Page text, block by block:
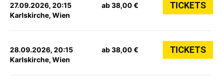
27.09.2026, 20:15
Karlskirche, Wien
ab 38,00 € TICKETS
28.09.2026, 20:15
Karlskirche, Wien
ab 38,00 € TICKETS